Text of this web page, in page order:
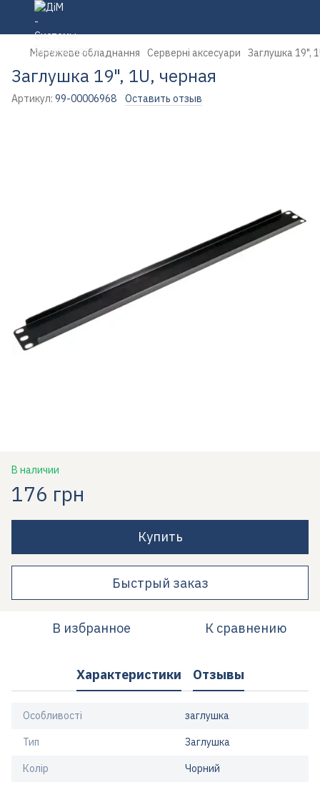
Мережеве обладнання Серверні аксесуари Заглушка 19",
Заглушка 19", 1U, черная
Артикул: 99-00006968 Оставить отзыв
В наличии
176 грн
Купить
Быстрый заказ
В избранное К сравнению
Характеристики Отзывы
Особливості заглушка
Тип Заглушка
Колір Чорний